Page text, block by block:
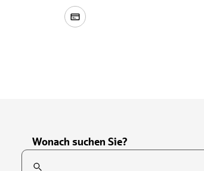
Wonach suchen Sie?
Suchfeld